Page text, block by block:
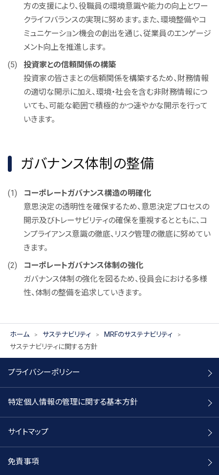
方の支援により、役職員の環境意識や能力の向上とワー
クライフバランスの実現に努めます。また、環境整備やコ
ミュニケーション機会の創出を通じ、従業員のエンゲージ
メント向上を推進します。
投資家との信頼関係の構築
投資家の皆さまとの信頼関係を構築するため、財務情報
の適切な開示に加え、環境・社会を含む非財務情報につ
いても、可能な範囲で積極的かつ速やかな開示を行って
いきます。
ガバナンス体制の整備
コーポレートガバナンス構造の明確化
意思決定の透明性を確保するため、意思決定プロセスの
開示及びトレーサビリティの確保を重視するとともに、コ
ンプライアンス意識の徹底、リスク管理の徹底に努めてい
きます。
コーポレートガバナンス体制の強化
ガバナンス体制の強化を図るため、役員会における多様
性、体制の整備を追求していきます。
ホーム サステナビリティ
MRFのサステナビリティ
サステナビリティに関する方針
プライバシーポリシー
特定個人情報の管理に関する基本方針
サイトマップ
免責事項